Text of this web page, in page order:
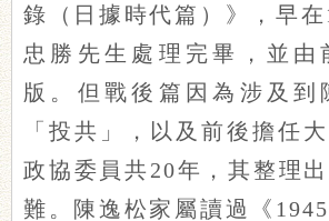
錄（日據時代篇）》，早
忠勝先生處理完畢，並由
版。但戰後篇因為涉及到
「投共」，以及前後擔任
政協委員共20年，其整理
難。陳逸松家屬讀過《